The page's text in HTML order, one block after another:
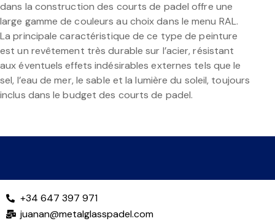
dans la construction des courts de padel offre une
large gamme de couleurs au choix dans le menu RAL.
La principale caractéristique de ce type de peinture
est un revêtement très durable sur l’acier, résistant
aux éventuels effets indésirables externes tels que le
sel, l’eau de mer, le sable et la lumière du soleil, toujours
inclus dans le budget des courts de padel.
+34 647 397 971
juanan@metalglasspadel.com